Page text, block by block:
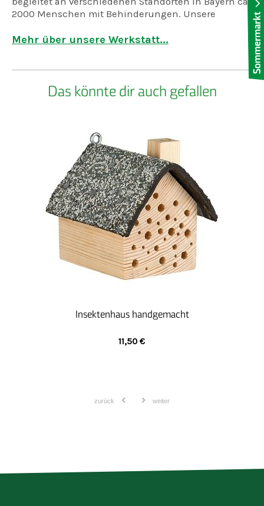
2000 Menschen mit Behinderungen. Unsere
Malseneck, Reichenbach und Straubing.
Mehr über unsere Werkstatt...
Das könnte dir auch gefallen
Insektenhaus handgemacht
11,50 €
zurück weiter